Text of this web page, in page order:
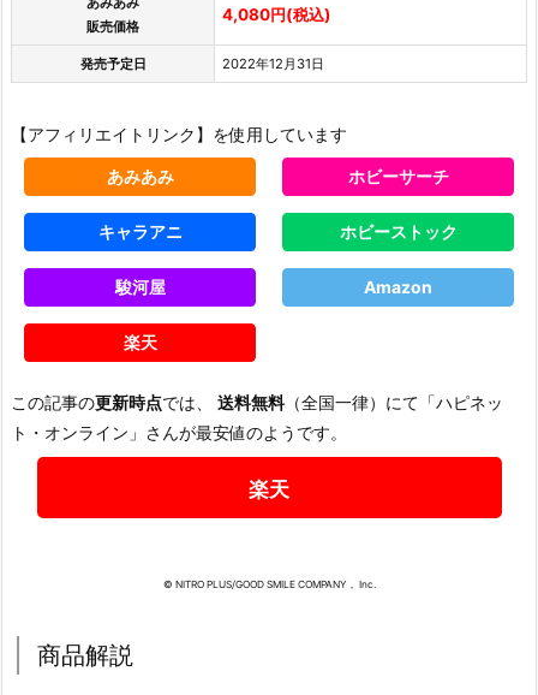
販売価格
4,080円(税込)
発売予定日 2022年12月31日
【アフィリエイトリンク】を使用しています
あみあみ ホビーサーチ
キャラアニ ホビーストック
駿河屋 Amazon
楽天
この記事の更新時点では、 送料無料（全国一律）にて「ハピネッ
ト・オンライン」さんが最安値のようです。
楽天
© NITRO PLUS/GOOD SMILE COMPANY， Inc.
商品解説